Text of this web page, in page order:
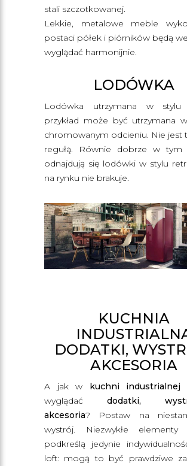
stali szczotkowanej.
Lekkie, metalowe meble
postaci półek i piórników będą
wyglądać harmonijnie.
LODÓWKA
Lodówka utrzymana w
przykład może być utrzymana
chromowanym odcieniu. Nie jest
regułą. Równie dobrze w tym
odnajdują się lodówki w stylu
na rynku nie brakuje.
KUCHNIA
DODATKI,
AKCESORIA
A jak w kuchni industrialnej
wyglądać dodatki,
akcesoria? Postaw na
wystrój. Niezwykłe elementy
podkreślą jedynie
loft: mogą to być prawdziwe